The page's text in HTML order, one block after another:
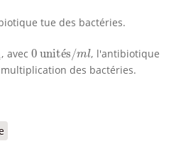
tue des bactéries.
, avec0 unités/ml
0 unités/ m, l'antibiotique
des bactéries.